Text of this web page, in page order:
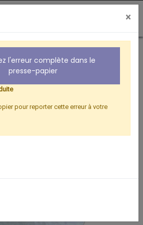
0
& FERRURES
RONDE
×
l'erreur complète dans le
presse-papier
pour reporter cette erreur à votre